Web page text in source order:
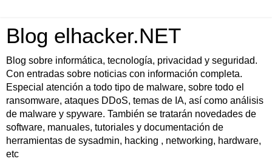
Blog elhacker.NET
Blog sobre informática, tecnología, privacidad y seguridad.
Con entradas sobre noticias con información completa.
Especial atención a todo tipo de malware, sobre todo el
ransomware, ataques DDoS, temas de IA, así como análisis
de malware y spyware. También se tratarán novedades de
software, manuales, tutoriales y documentación de
herramientas de sysadmin, hacking , networking, hardware,
etc